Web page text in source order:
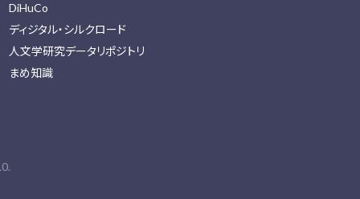
DiHuCo
ディジタル・シルクロード
人文学研究データリポジトリ
まめ知識